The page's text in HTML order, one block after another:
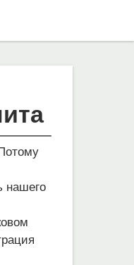
нашего